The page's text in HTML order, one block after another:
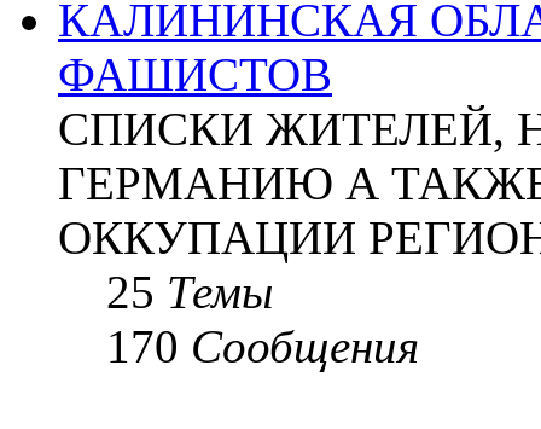
КАЛИНИНСКАЯ
ФАШИСТОВ
СПИСКИ ЖИТЕЛЕЙ,
ГЕРМАНИЮ А
ОККУПАЦИИ
25 Темы
170 Сообщения